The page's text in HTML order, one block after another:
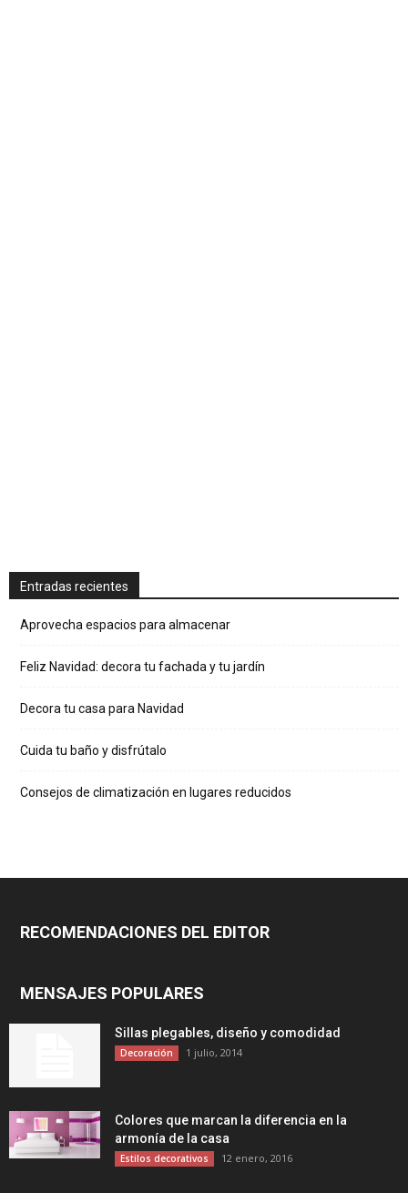
Entradas recientes
Aprovecha espacios para almacenar
Feliz Navidad: decora tu fachada y tu jardín
Decora tu casa para Navidad
Cuida tu baño y disfrútalo
Consejos de climatización en lugares reducidos
RECOMENDACIONES DEL EDITOR
MENSAJES POPULARES
Sillas plegables, diseño y comodidad
Decoración 1 julio, 2014
Colores que marcan la diferencia en la
armonía de la casa
Estilos decorativos 12 enero, 2016